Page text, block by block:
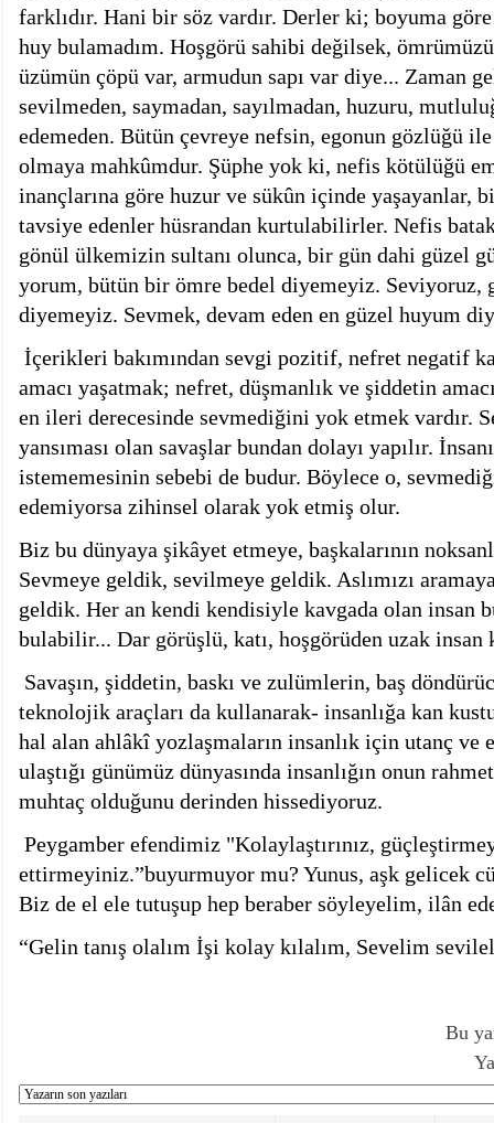
farklıdır. Hani bir söz vardır. Derler ki; boyuma
huy bulamadım. Hoşgörü sahibi değilsek,
üzümün çöpü var, armudun sapı var diye... Zaman
sevilmeden, saymadan, sayılmadan, huzuru,
edemeden. Bütün çevreye nefsin, egonun gözlüğü ile
olmaya mahkûmdur. Şüphe yok ki, nefis kötülüğü
inançlarına göre huzur ve sükûn içinde yaşayanlar,
tavsiye edenler hüsrandan kurtula­bilirler. Nefis
gönül ülkemizin sul­tanı olunca, bir gün dahi güzel
yorum, bütün bir ömre bedel diyemeyiz. Seviyoruz,
diyemeyiz. Sevmek, devam eden en güzel huyum
İçerikleri bakımından sevgi pozitif, nefret negatif
amacı yaşatmak; nefret, düşmanlık ve şiddetin
en ileri derecesinde sevmediğini yok etmek vardır.
yansıması olan savaşlar bundan dolayı yapılır.
istememesinin sebebi de budur. Böylece o,
edemiyorsa zihinsel olarak yok etmiş olur.
Biz bu dünyaya şikâyet etmeye, başkalarının
Sevmeye geldik, sevilmeye geldik. Aslımızı
geldik. Her an kendi kendisiyle kavgada olan insan
bulabilir... Dar görüşlü, katı, hoşgörüden uzak insan
Savaşın, şiddetin, baskı ve zulümlerin, baş
teknolojik araçları da kullanarak- insanlığa kan
hal alan ahlâkî yozlaşmaların insanlık için utanç ve
ulaştığı günümüz dünyasında insanlığın onun
muhtaç olduğunu derinden hissediyoruz.
Peygamber efendimiz "Kolaylaştırınız,
ettirmeyiniz.”buyurmuyor mu? Yunus, aşk gelicek
Biz de el ele tutuşup hep beraber söyleyelim, ilân
“Gelin tanış olalım İşi kolay kılalım, Sevelim
Bu